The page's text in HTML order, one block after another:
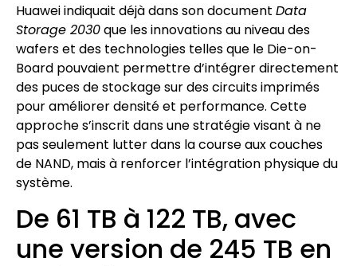
Huawei indiquait déjà dans son document Data
Storage 2030que les innovations au niveau des
wafers et des technologies telles que le Die-on-
Board pouvaient permettre d’intégrer directement
des puces de stockage sur des circuits imprimés
pour améliorer densité et performance. Cette
approche s’inscrit dans une stratégie visant à ne
pas seulement lutter dans la course aux couches
de NAND, mais à renforcer l’intégration physique du
système.
De 61 TB à 122 TB, avec
une version de 245 TB en